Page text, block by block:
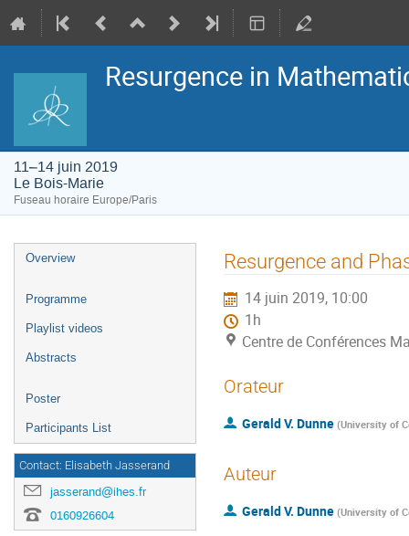
Resurgence in
11–14 juin 2019
Le Bois-Marie
Fuseau horaire Europe/Paris
Menu
Overview
Programme
Playlist videos
Abstracts
Poster
Participants List
Contact: Elisabeth Jasserand
jasserand@ihes.fr
0160926604
Resurgence and
14 juin 2019, 10:00
1h
Centre de Conférences
Orateur
Gerald V. Dunne (University of
Auteur
Gerald V. Dunne (University of